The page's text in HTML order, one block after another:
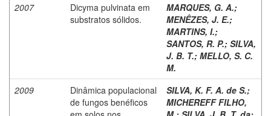
2007
Dicyma pulvinata em
substratos sólidos.
MARQUES, G. A.;
MENÊZES, J. E.;
MARTINS, I.;
SANTOS, R. P.; SILVA,
J. B. T.; MELLO, S. C.
M.
2009
Dinâmica populacional
de fungos benéficos
SILVA, K. F. A. de S.;
MICHEREFF FILHO,